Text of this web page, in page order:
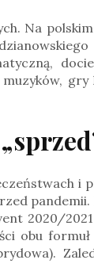
Na
gry
i
2020/
obu